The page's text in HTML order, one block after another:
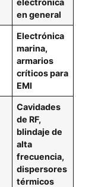
electrónica
en general
Electrónica
marina,
armarios
críticos para
EMI
Cavidades
de RF,
blindaje de
alta
frecuencia,
dispersores
térmicos